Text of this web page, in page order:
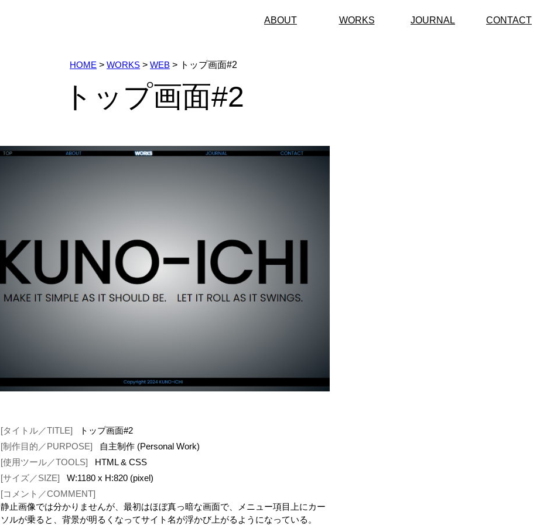
ABOUT WORKS JOURNAL CONTACT
HOME > WORKS > WEB > トップ画面#2
トップ画面#2
[タイトル／TITLE]
トップ画面#2
[制作目的／PURPOSE]
自主制作 (Personal Work)
[使用ツール／TOOLS]
HTML & CSS
[サイズ／SIZE]
W:1180 x H:820 (pixel)
[コメント／COMMENT]
静止画像では分かりませんが、最初はほぼ真っ暗な画面で、メニュー項目上にカー
ソルが乗ると、背景が明るくなってサイト名が浮かび上がるようになっている。